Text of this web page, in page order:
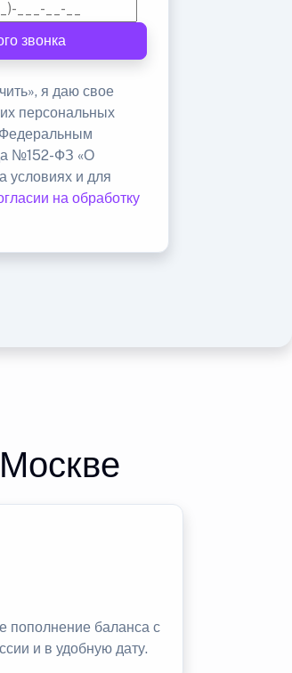
звонка
я даю свое
персональных
Федеральным
№152-ФЗ «О
условиях и для
на обработку
пополнение баланса с
и в удобную дату.